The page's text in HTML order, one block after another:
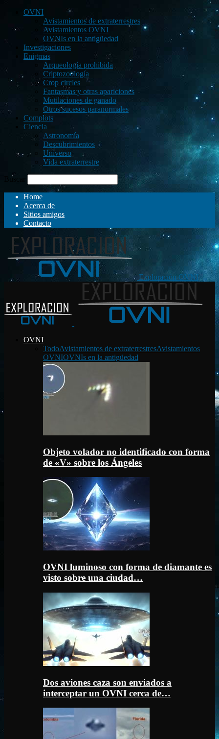
OVNI
Avistamientos de extraterrestres
Avistamientos OVNI
OVNIs en la antigüedad
Investigaciones
Enigmas
Arqueología prohibida
Criptozoología
Crop circles
Fantasmas y otras apariciones
Mutilaciones de ganado
Otros sucesos paranormales
Complots
Ciencia
Astronomía
Descubrimientos
Universo
Vida extraterrestre
Buscar
Home
Acerca de
Sitios amigos
Contacto
Exploración OVNI
OVNI
TodoAvistamientos de extraterrestresAvistamientos
OVNIOVNIs en la antigüedad
Objeto volador no identificado con forma
de «V» sobre los Ángeles
OVNI luminoso con forma de diamante es
visto sobre una ciudad…
Dos aviones caza son enviados a
interceptar un OVNI cerca de…